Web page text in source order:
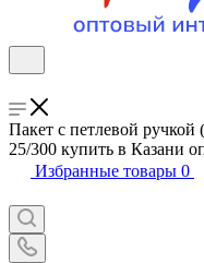
Пакет с петлевой
25/300 купить в Казани
Избранные товары 0